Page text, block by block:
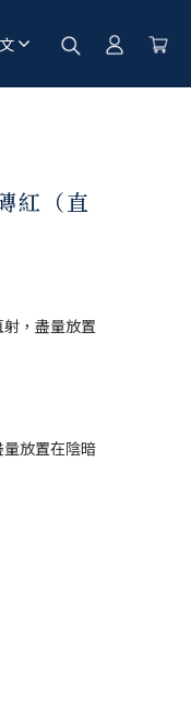
紅（直
，盡量放置
放置在陰暗